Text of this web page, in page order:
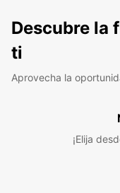
Descubre la
ti
Aprovecha la
¡Elija